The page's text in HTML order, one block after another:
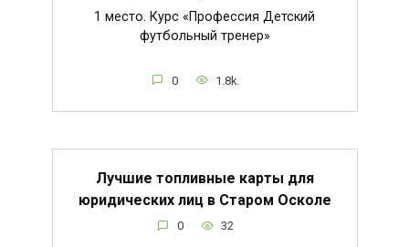
1 место. Курс «Профессия Детский
футбольный тренер»
0 1.8k.
Лучшие топливные карты для
юридических лиц в Старом Осколе
0 32